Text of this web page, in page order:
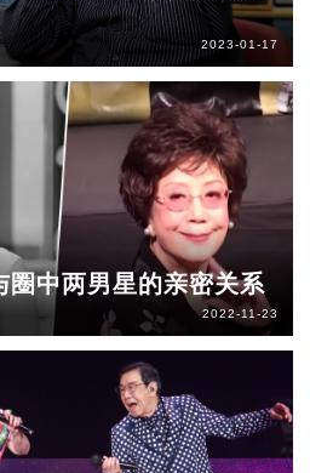
2023-01-17
中两男星的亲密关系
2022-11-23